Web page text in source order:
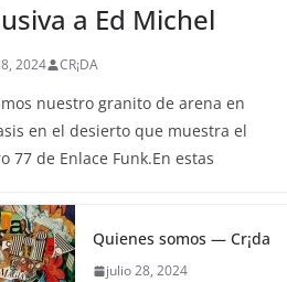
a Ed Michel
2024 CR¡DA
nuestro granito de arena en
en el desierto que muestra el
77 de Enlace Funk.En estas
Quienes somos — Cr¡da
julio 28, 2024